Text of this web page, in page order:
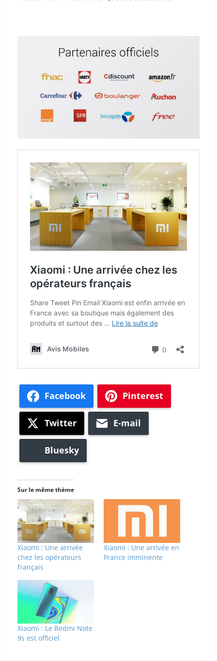
Facebook Pinterest
Twitter E-mail
Bluesky
Sur le même thème
Xiaomi : Une arrivée
chez les opérateurs
français
Xiaomi : Une arrivée en
France imminente
Xiaomi : Le Redmi Note
9s est officiel